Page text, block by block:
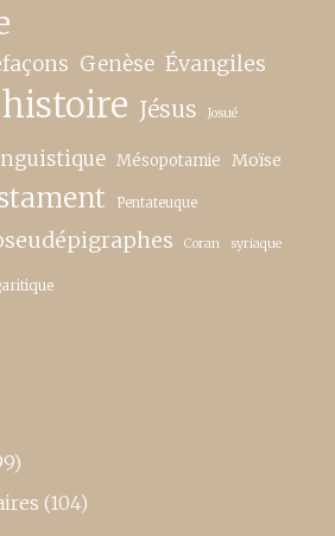
Genèse Évangiles
histoire Jésus Josué
Mésopotamie Moïse
Pentateuque
Coran syriaque
(104)